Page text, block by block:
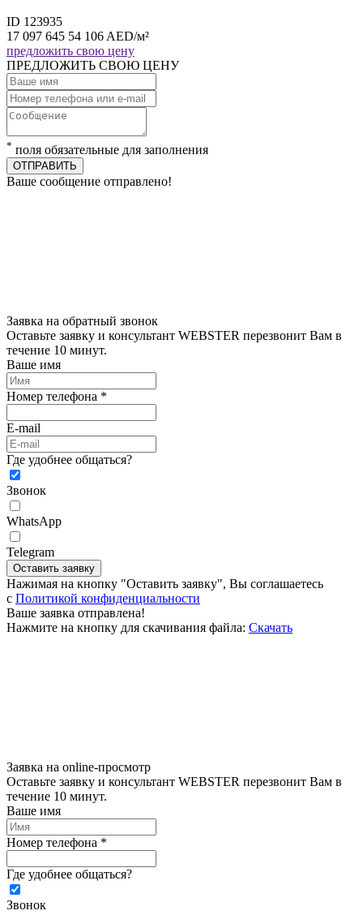
ID 123935
17 097 645 54 106 AED/м²
предложить свою цену
ПРЕДЛОЖИТЬ СВОЮ ЦЕНУ
* поля обязательные для заполнения
ОТПРАВИТЬ
Ваше сообщение отправлено!
Заявка на обратный звонок
Оставьте заявку и консультант WEBSTER перезвонит Вам в
течение 10 минут.
Ваше имя
Номер телефона *
E-mail
Где удобнее общаться?
Звонок
WhatsApp
Telegram
Оставить заявку
Нажимая на кнопку "Оставить заявку", Вы соглашаетесь
c Политикой конфиденциальности
Ваше заявка отправлена!
Нажмите на кнопку для скачивания файла: Скачать
Заявка на online-просмотр
Оставьте заявку и консультант WEBSTER перезвонит Вам в
течение 10 минут.
Ваше имя
Номер телефона *
Где удобнее общаться?
Звонок